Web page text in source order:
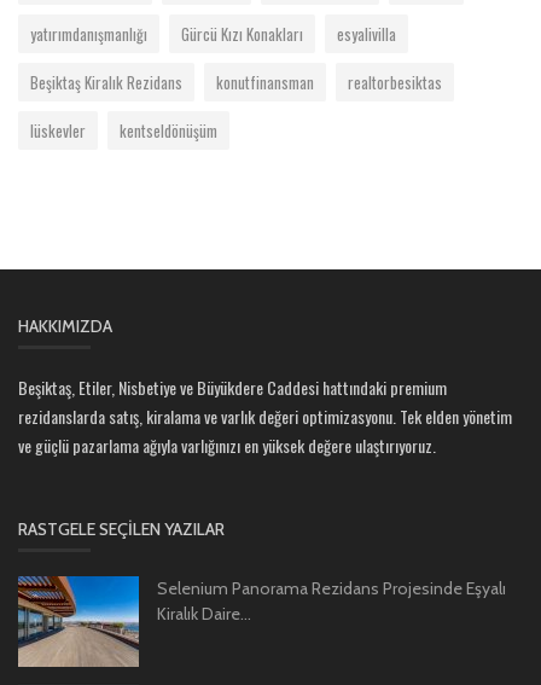
yatırımdanışmanlığı
Gürcü Kızı Konakları
esyalivilla
Beşiktaş Kiralık Rezidans
konutfinansman
realtorbesiktas
lüskevler
kentseldönüşüm
HAKKIMIZDA
Beşiktaş, Etiler, Nisbetiye ve Büyükdere Caddesi hattındaki premium
rezidanslarda satış, kiralama ve varlık değeri optimizasyonu. Tek elden yönetim
ve güçlü pazarlama ağıyla varlığınızı en yüksek değere ulaştırıyoruz.
RASTGELE SEÇILEN YAZILAR
Selenium Panorama Rezidans Projesinde Eşyalı
Kiralık Daire...